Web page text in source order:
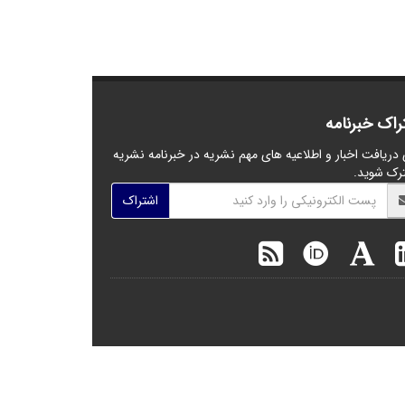
خبرنامه
دریافت اخبار و اطلاعیه های مهم نشریه در خبرنامه نشریه
شوید.
اشتراک